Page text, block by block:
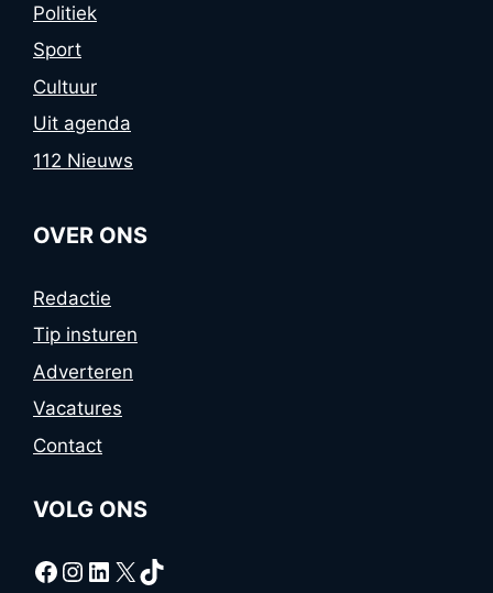
Politiek
Sport
Cultuur
Uit agenda
112 Nieuws
OVER ONS
Redactie
Tip insturen
Adverteren
Vacatures
Contact
VOLG ONS
Facebook
Instagram
LinkedIn
X TikTok